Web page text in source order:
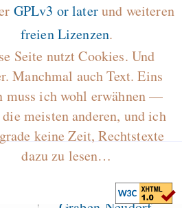
GPLv3 or laterund weiteren
freien Lizenzen.
Seite nutzt Cookies. Und
Manchmal auch Text. Eins
muss ich wohl erwähnen —
die meisten anderen, und ich
keine Zeit, Rechtstexte
dazu zu lesen…
Alltag in
Klimaneutralen Welt
Nebelfest -
Rissen
Curb impacts
programming to
EU sovereignty
Es gibt Fakten
Measured